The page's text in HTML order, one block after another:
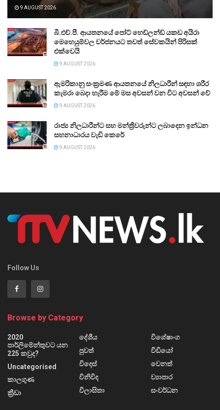
9 AUGUST 2026
බී.එච්.පී. ආයතනයේ පෝට් හෙඩ්ලන්ඩ් යකඩ අයිරා
මෙහෙයුම්වල වර්ජනයට තවත් සේවකයින් පිරිසක්
එක්වෙයි
9 AUGUST 2026
ඇමරිකානු සංක්‍රමණ ආයතනයේ නිලධාරීන් සඳහා ශරීර
කැමරා බෙදා හැරීම මේ මස අවසන් වන විට අවසන් වේ
9 AUGUST 2026
රාජ්‍ය නිලධාරීන්ට සහ මන්ත්‍රීවරුන්ට ලබාදෙන ඉන්ධන
සහනාධාරය වැඩි කෙරේ
9 AUGUST 2026
Follow Us
Browse by Category
2020
පාර්ලිමේන්තුවට යන
225 කවුද?
Uncategorised
කාලගුණ
ක්‍රීඩා
දේශීය
පුවත්
විදෙස්
විනිවිද
විලාසිතා
විශේෂාංග
වීඩියෝ
වෙනත්
ව්‍යාපාර
සංවර්ධන